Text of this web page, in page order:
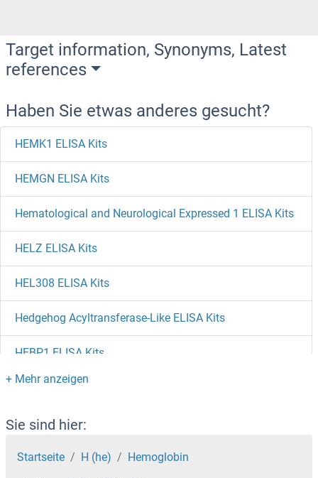
Target information, Synonyms, Latest
references
Haben Sie etwas anderes gesucht?
HEMK1 ELISA Kits
HEMGN ELISA Kits
Hematological and Neurological Expressed 1 ELISA Kits
HELZ ELISA Kits
HEL308 ELISA Kits
Hedgehog Acyltransferase-Like ELISA Kits
HEBP1 ELISA Kits
HDLBP ELISA Kits
HDL ELISA Kits
HDGFRP3 ELISA Kits
Sie sind hier:
Startseite H (he) Hemoglobin